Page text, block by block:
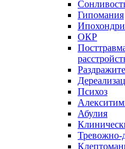
Гипомания
ОКР
Психоз
Абулия
Тревожно-